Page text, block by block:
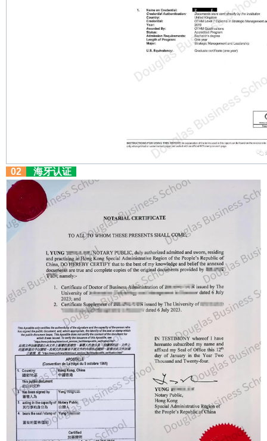
02 海牙认证